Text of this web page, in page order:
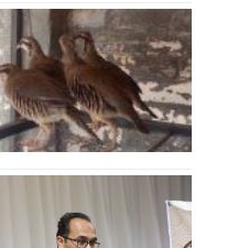
۰۷ بهمن ۱۳۹۸
۱۹ تیر ۱۳۹۸